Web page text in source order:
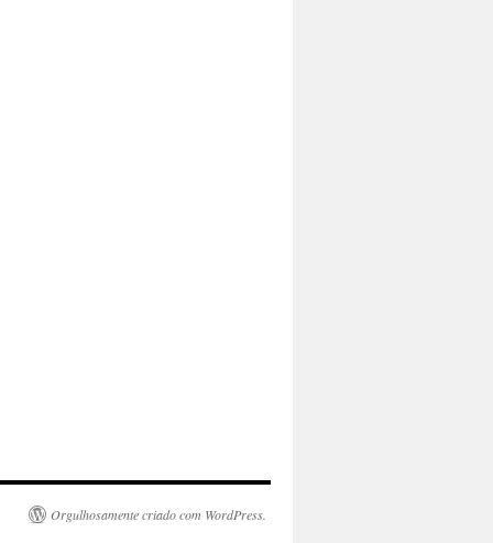
Orgulhosamente criado com WordPress.